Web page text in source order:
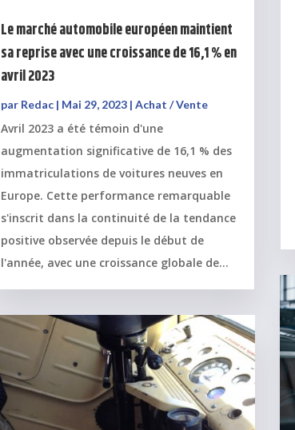
Le marché automobile européen maintient
sa reprise avec une croissance de 16,1 % en
avril 2023
par Redac| Mai 29, 2023| Achat / Vente
Avril 2023 a été témoin d'une
augmentation significative de 16,1 % des
immatriculations de voitures neuves en
Europe. Cette performance remarquable
s'inscrit dans la continuité de la tendance
positive observée depuis le début de
l'année, avec une croissance globale de...